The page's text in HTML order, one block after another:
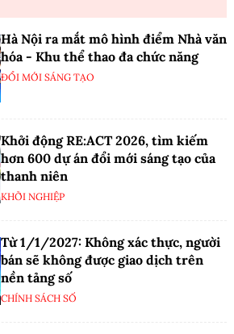
Hà Nội ra mắt mô hình điểm Nhà văn
hóa - Khu thể thao đa chức năng
ĐỔI MỚI SÁNG TẠO
Khởi động RE:ACT 2026, tìm kiếm
hơn 600 dự án đổi mới sáng tạo của
thanh niên
KHỞI NGHIỆP
Từ 1/1/2027: Không xác thực, người
bán sẽ không được giao dịch trên
nền tảng số
CHÍNH SÁCH SỐ